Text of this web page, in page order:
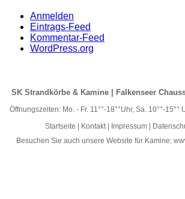
Anmelden
Eintrags-Feed
Kommentar-Feed
WordPress.org
SK Strandkörbe & Kamine | Falkenseer
Öffnungszeiten: Mo. - Fr. 11°°-18°°Uhr, Sa. 10°°-
Startseite | Kontakt| Impressum|
Besuchen Sie auch unsere Website für Kamine: